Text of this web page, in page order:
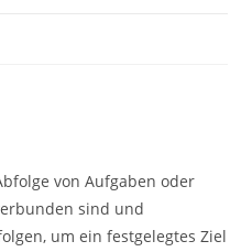
von Aufgaben oder
sind und
um ein festgelegtes Ziel